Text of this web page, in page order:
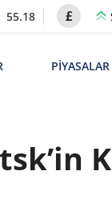
55.18
PİYASALAR